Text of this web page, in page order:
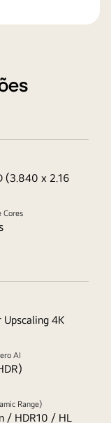
(3.840 x 2.16
Cores
Upscaling 4K
AI
Range)
/ HDR10 / HL